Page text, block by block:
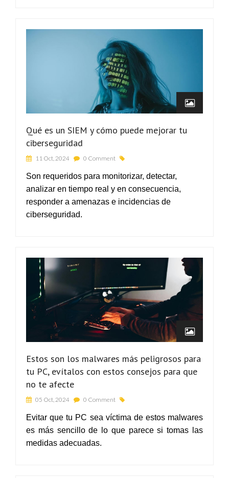
Qué es un SIEM y cómo puede mejorar tu
ciberseguridad
11 Oct, 2024 0 Comment
Son requeridos para monitorizar, detectar,
analizar en tiempo real y en consecuencia,
responder a amenazas e incidencias de
ciberseguridad.
Estos son los malwares más peligrosos para
tu PC, evítalos con estos consejos para que
no te afecte
05 Oct, 2024 0 Comment
Evitar que tu PC sea víctima de estos malwares
es más sencillo de lo que parece si tomas las
medidas adecuadas.